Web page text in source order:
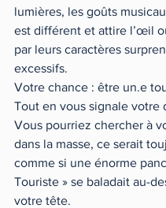
lumières, les goûts
est différent et attire l’œil
par leurs caractères
excessifs.
Votre chance : être un.e
Tout en vous signale votre
Vous pourriez chercher à
dans la masse, ce serait
comme si une énorme
Touriste » se baladait au-
votre tête.